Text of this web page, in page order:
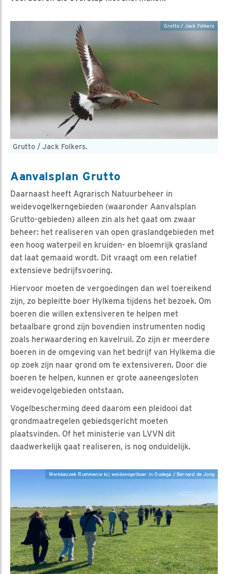
Grutto / Jack Folkers.
Grutto / Jack Folkers
Aanvalsplan Grutto
Daarnaast heeft Agrarisch Natuurbeheer in
weidevogelkerngebieden (waaronder Aanvalsplan
Grutto-gebieden) alleen zin als het gaat om zwaar
beheer: het realiseren van open graslandgebieden met
een hoog waterpeil en kruiden- en bloemrijk grasland
dat laat gemaaid wordt. Dit vraagt om een relatief
extensieve bedrijfsvoering.
Hiervoor moeten de vergoedingen dan wel toereikend
zijn, zo bepleitte boer Hylkema tijdens het bezoek. Om
boeren die willen extensiveren te helpen met
betaalbare grond zijn bovendien instrumenten nodig
zoals herwaardering en kavelruil. Zo zijn er meerdere
boeren in de omgeving van het bedrijf van Hylkema die
op zoek zijn naar grond om te extensiveren. Door die
boeren te helpen, kunnen er grote aaneengesloten
weidevogelgebieden ontstaan.
Vogelbescherming deed daarom een pleidooi dat
grondmaatregelen gebiedsgericht moeten
plaatsvinden. Of het ministerie van LVVN dit
daadwerkelijk gaat realiseren, is nog onduidelijk.
Werkbezoek Rummenie bij weidevogelboer in Oudega / Bernard de Jong